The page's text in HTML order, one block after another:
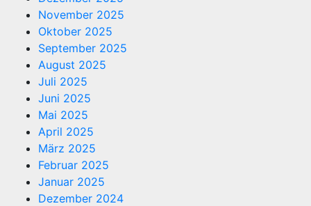
November 2025
Oktober 2025
September 2025
August 2025
Juli 2025
Juni 2025
Mai 2025
April 2025
März 2025
Februar 2025
Januar 2025
Dezember 2024